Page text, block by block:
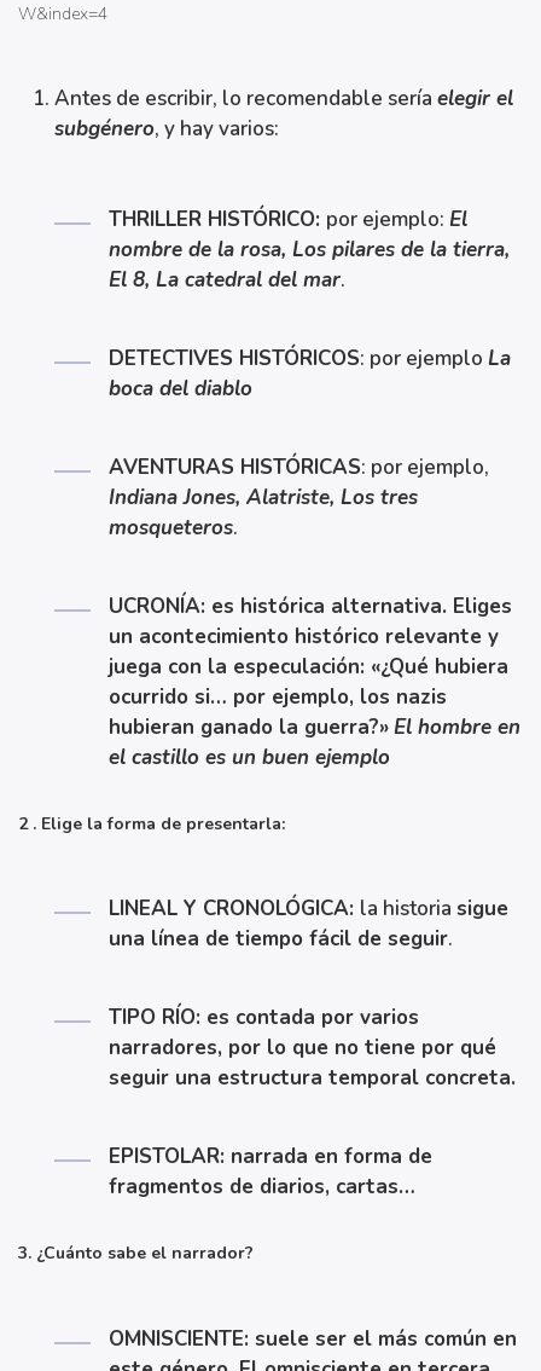
W&index=4
Antes de escribir, lo recomendable sería elegir el
subgénero, y hay varios:
THRILLER HISTÓRICO: por ejemplo: El
nombre de la rosa, Los pilares de la tierra,
El 8, La catedral del mar.
DETECTIVES HISTÓRICOS: por ejemplo La
boca del diablo
AVENTURAS HISTÓRICAS: por ejemplo,
Indiana Jones, Alatriste, Los tres
mosqueteros.
UCRONÍA: es histórica alternativa. Eliges
un acontecimiento histórico relevante y
juega con la especulación: «¿Qué hubiera
ocurrido si… por ejemplo, los nazis
hubieran ganado la guerra?»El hombre en
el castillo es un buen ejemplo
2 . Elige la forma de presentarla:
LINEAL Y CRONOLÓGICA: la historia sigue
una línea de tiempo fácil de seguir.
TIPO RÍO: es contada por varios
narradores, por lo que no tiene por qué
seguir una estructura temporal concreta.
EPISTOLAR: narrada en forma de
fragmentos de diarios, cartas…
3. ¿Cuánto sabe el narrador?
OMNISCIENTE: suele ser el más común en